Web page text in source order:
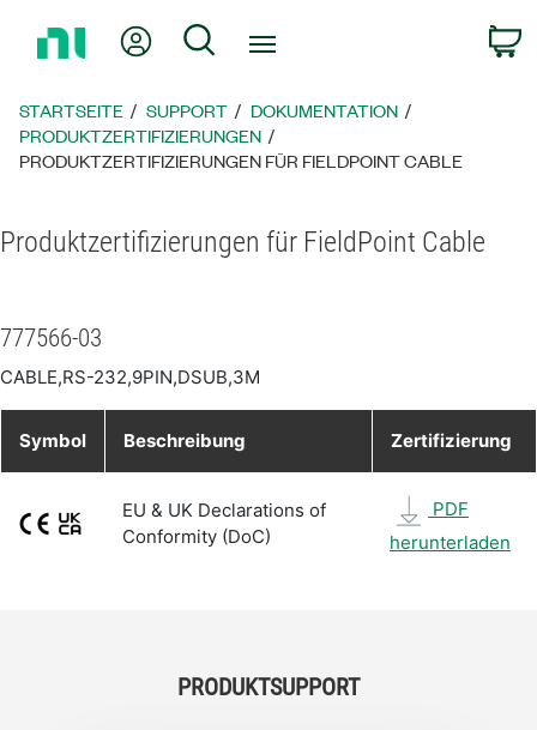
zur
Mein KontoSuche
STARTSEITE SUPPORT
DOKUMENTATION
PRODUKTZERTIFIZIERUNGEN
PRODUKTZERTIFIZIERUNGEN FÜR FIELDPOINT CABLE
Produktzertifizierungen für FieldPoint Cable
777566-03
CABLE,RS-232,9PIN,DSUB,3M
Symbol Beschreibung Zertifizierung
EU & UK Declarations of
Conformity (DoC)
PDF
herunterladen
PRODUKTSUPPORT